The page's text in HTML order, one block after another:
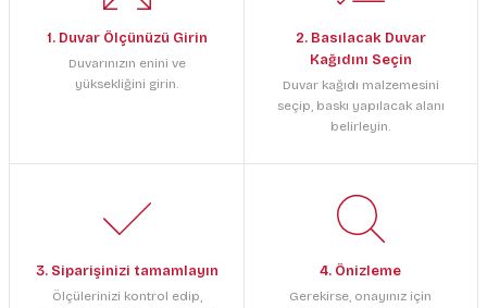
1. Duvar Ölçünüzü Girin
Duvarınızın enini ve
yüksekliğini girin.
2. Basılacak Duvar
Kağıdını Seçin
Duvar kağıdı malzemesini
seçip, baskı yapılacak alanı
belirleyin.
3. Siparişinizi tamamlayın
Ölçülerinizi kontrol edip,
4. Önizleme
Gerekirse, onayınız için